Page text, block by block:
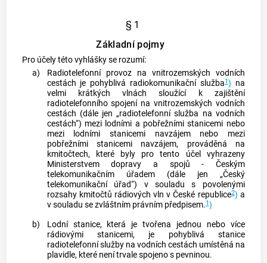
§ 1
Základní pojmy
Pro účely této vyhlášky se rozumí:
a)
Radiotelefonní provoz na vnitrozemských vodních
cestách je pohyblivá radiokomunikační služba1) na
velmi krátkých vlnách sloužící k zajištění
radiotelefonního spojení na vnitrozemských vodních
cestách (dále jen „radiotelefonní služba na vodních
cestách“) mezi lodními a pobřežními stanicemi nebo
mezi lodními stanicemi navzájem nebo mezi
pobřežními staniceminavzájem, prováděná na
kmitočtech, které byly pro tento účel vyhrazeny
Ministerstvem dopravy a spojů - Českým
telekomunikačním úřadem (dále jen „Český
telekomunikační úřad“) v souladu s povolenými
rozsahy kmitočtů rádiových vln v České republice2) a
v souladu se zvláštním právním předpisem.1)
b)
Lodní stanice, která je tvořena jednou nebo více
rádiovými stanicemi, je pohyblivá stanice
radiotelefonní služby na vodních cestách umístěná na
plavidle, které není trvale spojeno s pevninou.